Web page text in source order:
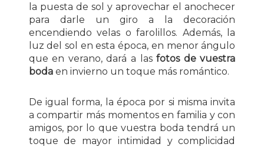
la puesta de sol y aprovechar el anochecer
para darle un giro a la decoración
encendiendo velas o farolillos. Además, la
luz del sol en esta época, en menor ángulo
que en verano, dará a lasfotos de vuestra
bodaen invierno un toque más romántico.
De igual forma, la época por si misma invita
a compartir más momentos en familia y con
amigos, por lo que vuestra boda tendrá un
toque de mayor intimidad y complicidad